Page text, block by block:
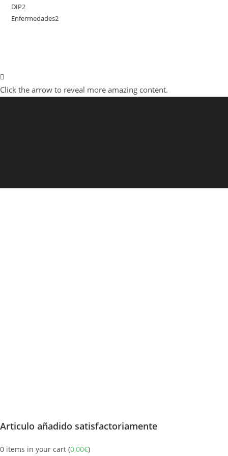
DIP22
productos
Enfermedades22
Click the arrow to reveal more amazing content.
Articulo añadido satisfactoriamente
0 items in your cart (0,00€)